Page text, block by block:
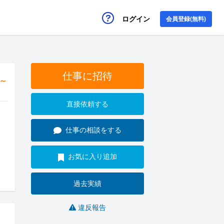
ログイン 会員登録(無料)
仕事に招待
直接依頼する
仕事の相談をする
お気に入り追加
過去実績
違反報告